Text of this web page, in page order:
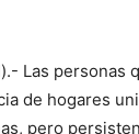
Las personas
de hogares
pero